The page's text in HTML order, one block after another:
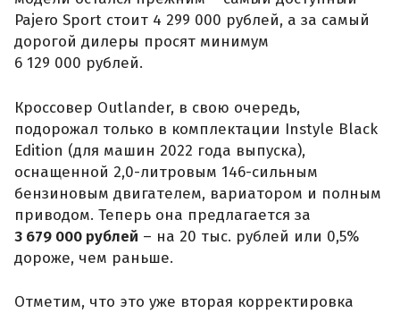
Pajero Sport стоит 4 299 000 рублей, а за самый
дорогой дилеры просят минимум
6 129 000 рублей.
Кроссовер Outlander, в свою очередь,
подорожал только в комплектации Instyle Black
Edition (для машин 2022 года выпуска),
оснащенной 2,0-литровым 146-сильным
бензиновым двигателем, вариатором и полным
приводом. Теперь она предлагается за
3 679 000 рублей – на 20 тыс. рублей или 0,5%
дороже, чем раньше.
Отметим, что это уже вторая корректировка